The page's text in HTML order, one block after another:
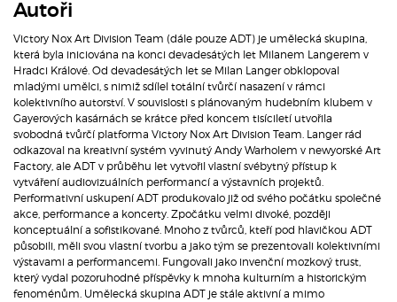
Množství:
Celkem:
Přejděte k
pokladně
Autoři
Victory Nox Art Division Team (dále pouze ADT) je umělecká skupina,
která byla iniciována na konci devadesátých let Milanem Langerem v
Hradci Králové. Od devadesátých let se Milan Langer obklopoval
mladými umělci, s nimiž sdílel totální tvůrčí nasazení v rámci
kolektivního autorství. V souvislosti s plánovaným hudebním klubem v
Gayerových kasárnách se krátce před koncem tisíciletí utvořila
svobodná tvůrčí platforma Victory Nox Art Division Team. Langer rád
odkazoval na kreativní systém vyvinutý Andy Warholem v newyorské Art
Factory, ale ADT v průběhu let vytvořil vlastní svébytný přístup k
vytváření audiovizuálních performancí a výstavních projektů.
Performativní uskupení ADT produkovalo již od svého počátku společné
akce, performance a koncerty. Zpočátku velmi divoké, později
konceptuální a sofistikované. Mnoho z tvůrců, kteří pod hlavičkou ADT
působili, měli svou vlastní tvorbu a jako tým se prezentovali kolektivními
výstavami a performancemi. Fungovali jako invenční mozkový trust,
který vydal pozoruhodné příspěvky k mnoha kulturním a historickým
fenoménům. Umělecká skupina ADT je stále aktivní a mimo